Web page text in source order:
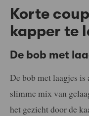
Korte
kapper te
De bob met
De bob met laagjes
slimme mix van
het gezicht door de